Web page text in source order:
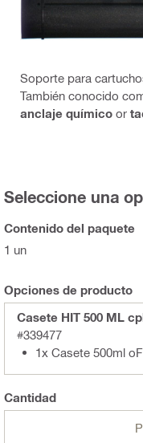
Soporte para
También conocido
anclaje químico or
Seleccione una
Contenido del paquete
1 un
Opciones de producto
Casete HIT 500 ML
#339477
1x Casete 500ml
Cantidad